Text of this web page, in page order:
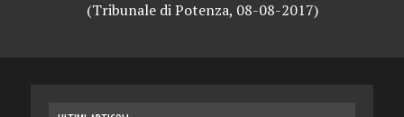
(Tribunale di Potenza, 08-08-2017)